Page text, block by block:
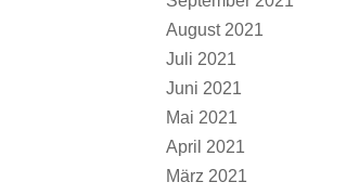
August 2021
Juli 2021
Juni 2021
Mai 2021
April 2021
März 2021